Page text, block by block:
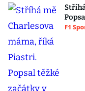
F1